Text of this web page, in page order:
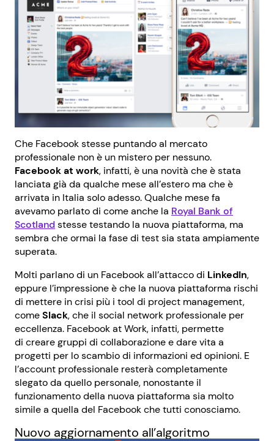
Che Facebook stesse puntando al mercato
professionale non è un mistero per nessuno.
Facebook at work, infatti, è una novità che è stata
lanciata già da qualche mese all’estero ma che è
arrivata in Italia solo adesso. Qualche mese fa
avevamo parlato di come anche la Royal Bank of
Scotlandstesse testando la nuova piattaforma, ma
sembra che ormai la fase di test sia stata ampiamente
superata.
Molti parlano di un Facebook all’attacco di LinkedIn,
eppure l’impressione è che la nuova piattaforma rischi
di mettere in crisi più i tool di project management,
comeSlack, che il social network professionale per
eccellenza. Facebook at Work, infatti, permette
di creare gruppi di collaborazione e dare vita a
progetti per lo scambio di informazioni ed opinioni. E
l’account professionale resterà completamente
slegato da quello personale, nonostante il
funzionamento della nuova piattaforma sia molto
simile a quella del Facebook che tutti conosciamo.
Nuovo aggiornamento all’algoritmo